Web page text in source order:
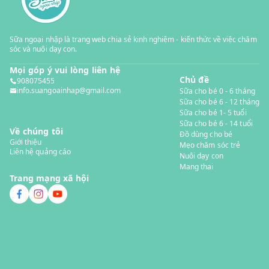
Sữa ngoại nhập là trang web chia sẻ kinh nghiệm - kiến thức về việc chăm
sóc và nuôi dạy con.
Mọi góp ý vui lòng liên hệ
908075455
info.suangoainhap@gmail.com
Về chúng tôi
Giới thiệu
Liên hệ quảng cáo
Trang mạng xã hội
Chủ đề
Sữa cho bé 0 - 6 tháng
Sữa cho bé 6 - 12 tháng
Sữa cho bé 1- 5 tuổi
Sữa cho bé 6 - 14 tuổi
Đồ dùng cho bé
Mẹo chăm sóc trẻ
Nuôi dạy con
Mang thai